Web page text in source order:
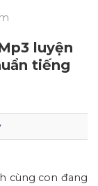
luyện
tiếng
cùng con đang